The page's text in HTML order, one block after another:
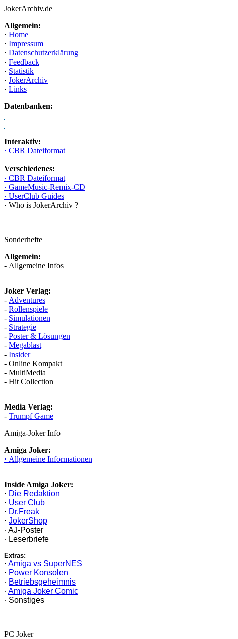
JokerArchiv.de
Allgemein:
· Home
· Impressum
· Datenschutzerklärung
· Feedback
· Statistik
· JokerArchiv
· Links
Datenbanken:
Interaktiv:
· CBR Dateiformat
Verschiedenes:
· CBR Dateiformat
· GameMusic-Remix-CD
· UserClub Guides
· Who is JokerArchiv ?
Sonderhefte
Allgemein:
- Allgemeine Infos
Joker Verlag:
- Adventures
- Rollenspiele
- Simulationen
- Strategie
- Poster & Lösungen
- Megablast
- Insider
- Online Kompakt
- MultiMedia
- Hit Collection
Media Verlag:
- Trumpf Game
Amiga-Joker Info
Amiga Joker:
· Allgemeine Informationen
Inside Amiga Joker:
· Die Redaktion
· User Club
· Dr.Freak
· JokerShop
· AJ-Poster
· Leserbriefe
Extras:
· Amiga vs SuperNES
· Power Konsolen
· Betriebsgeheimnis
· Amiga Joker Comic
· Sonstiges
PC Joker